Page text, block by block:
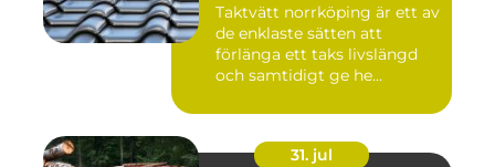
Taktvätt norrköping är ett av
de enklaste sätten att
förlänga ett taks livslängd
och samtidigt ge he...
31. jul